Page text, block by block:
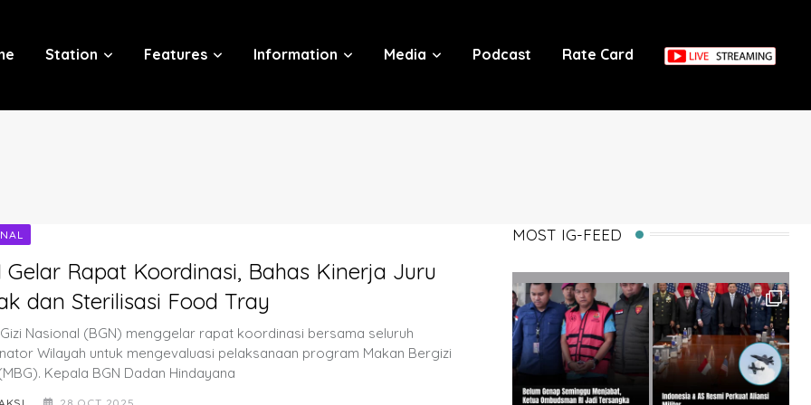
Station Features Information Media Podcast Rate Card
Gelar Rapat Koordinasi, Bahas Kinerja Juru
dan Sterilisasi Food Tray
Nasional (BGN) menggelar rapat koordinasi bersama seluruh
Wilayah untuk mengevaluasi pelaksanaan program Makan Bergizi
Kepala BGN Dadan Hindayana
MOST IG-FEED